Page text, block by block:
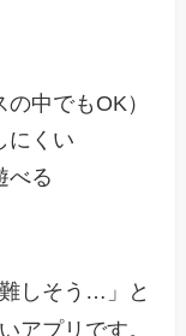
中でもOK）
にくい
べる
しそう…」と
アプリです。